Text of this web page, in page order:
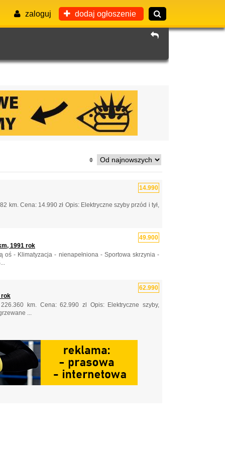
zaloguj dodaj ogłoszenie
14.990
km. Cena: 14.990 zł Opis: Elektryczne szyby przód i tył,
49.900
1991 rok
oś - Klimatyzacja - nienapełniona - Sportowa skrzynia -
62.990
rok
km. Cena: 62.990 zl Opis: Elektryczne szyby,
...